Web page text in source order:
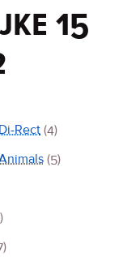
15
Di-Rect (4)
(5)